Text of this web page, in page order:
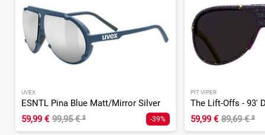
UVEX
ESNTL Pina Blue Matt/Mirror Silver
59,99 € 99,95 €² -39%
PIT VIPER
The Lift-Offs - 93'
59,99 € 89,69 €²